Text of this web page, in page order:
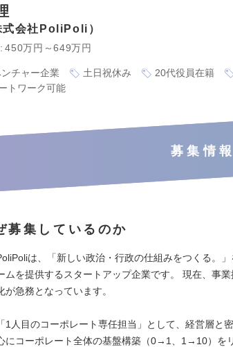
式会社PoliPoli
450万円～649万円
チャー企業 土日祝休み 20代役員在籍
トワーク可能
募集情報
募集しているのか
は、「新しい政治・行政の仕組みをつくる。
ムを提供するスタートアップ企業です。 現在、事
が急務となっています。
「1人目のコーポレート専任担当」として、経営層と
にコーポレート全体の基盤構築（0→1、1→10）を